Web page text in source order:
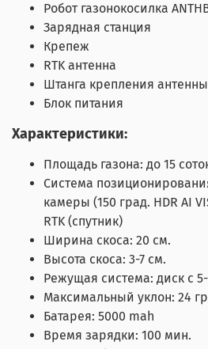
Робот газонокосилка
Зарядная станция
Крепеж
RTK антенна
Штанга крепления антенны
Блок питания
Характеристики:
Площадь газона: до 15
Система
камеры (150 град. HDR AI
RTK (спутник)
Ширина скоса: 20 см.
Высота скоса: 3-7 см.
Режущая система: диск с
Максимальный уклон: 24
Батарея: 5000 mah
Время зарядки: 100 мин.